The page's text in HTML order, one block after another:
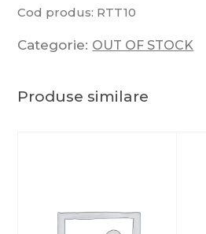
Cod produs: RTT10
Categorie: OUT OF STOCK
Produse similare